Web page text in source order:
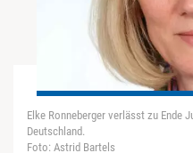
Elke Ronneberger verlässt zu Ende
Deutschland.
Foto: Astrid Bartels